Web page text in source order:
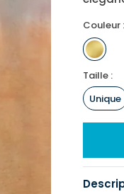
Couleur :
Taille :
Unique